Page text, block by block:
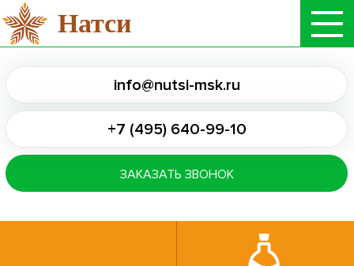
Натси
info@nutsi-msk.ru
+7 (495) 640-99-10
ЗАКАЗАТЬ ЗВОНОК